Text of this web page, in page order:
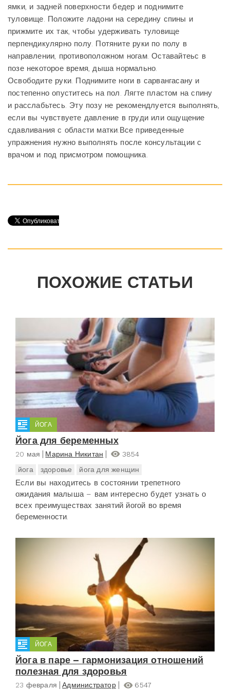
ямки, и задней поверхности бедер и поднимите
туловище. Положите ладони на середину спины и
прижмите их так, чтобы удерживать туловище
перпендикулярно полу. Потяните руки по полу в
направлении, противоположном ногам. Оставайтеьс в
позе некоторое время, дыша нормально.
Освободите руки. Поднимите ноги в сарвангасану и
постепенно опуститесь на пол. Лягте пластом на спину
и расслабьтесь. Эту позу не рекомендлуется выполнять,
если вы чувствуете давление в груди или ощущение
сдавливания с области матки.Все приведенные
упражнения нужно выполнять после консультации с
врачом и под присмотром помощника.
ПОХОЖИЕ СТАТЬИ
ЙОГА
Йога для беременных
20 мая Марина Никитан
3854
йога
здоровье йога для женщин
Если вы находитесь в состоянии трепетного
ожидания малыша – вам интересно будет узнать о
всех преимуществах занятий йогой во время
беременности.
ЙОГА
Йога в паре – гармонизация отношений
полезная для здоровья
23 февраля Администратор
6547